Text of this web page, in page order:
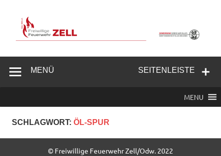
springen
Feuerwehr
SEITENLEISTE
MENÜ
MENU
SCHLAGWORT: ÖL-SPUR
© Freiwillige Feuerwehr Zell/Odw. 2022